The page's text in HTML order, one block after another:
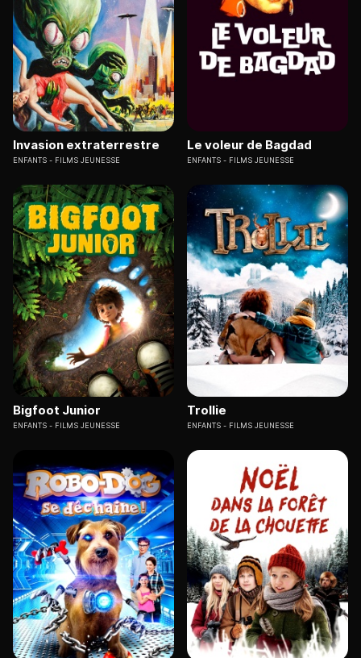
Invasion extraterrestre
ENFANTS FILMS JEUNESSE
Le voleur de Bagdad
ENFANTS FILMS JEUNESSE
Bigfoot Junior
ENFANTS FILMS JEUNESSE
Trollie
ENFANTS FILMS JEUNESSE